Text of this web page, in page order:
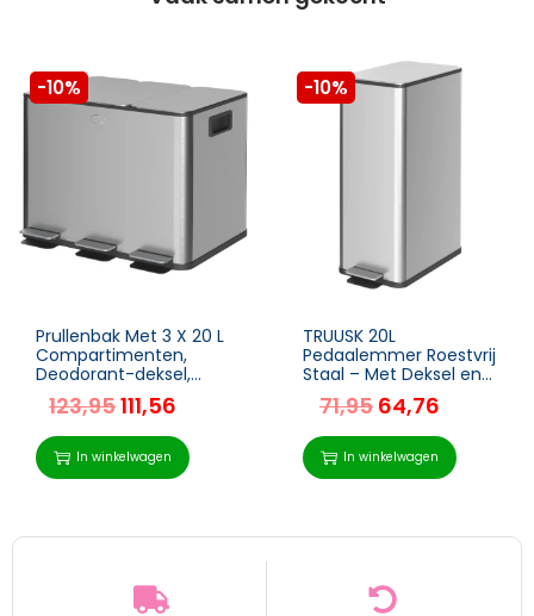
-10%
Prullenbak Met 3 X 20 L
Compartimenten,
Deodorant-deksel,
Vingerafdrukbestendig,
Soft-Close,
Verwijderbaar, Zilver
123,95111,56
In winkelwagen
-10%
TRUUSK 20L
Pedaalemmer Roestvrij
Staal – Met Deksel en
Voetpedaal –
Binnenemmer – Voor
Woonkamer en
Kantoor – 21,5 x 37,2 x
57 cm
71,95 64,76
In winkelwagen